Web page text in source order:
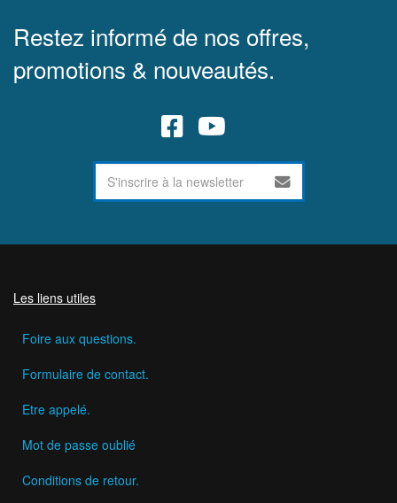
Restez informé de nos offres,
promotions & nouveautés.
Les liens utiles
Foire aux questions.
Formulaire de contact.
Etre appelé.
Mot de passe oublié
Conditions de retour.